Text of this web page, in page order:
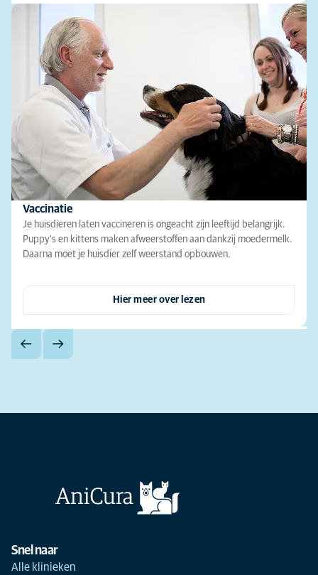
Vaccinatie
Je huisdieren laten vaccineren is ongeacht zijn leeftijd belangrijk.
Puppy’s en kittens maken afweerstoffen aan dankzij moedermelk.
Daarna moet je huisdier zelf weerstand opbouwen.
Hier meer over lezen
Snel naar
Alle klinieken